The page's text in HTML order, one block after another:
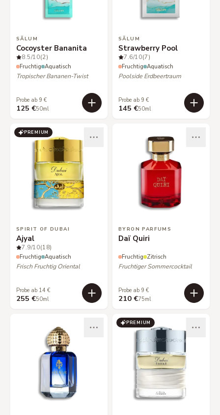
SÃLUM
Cocoyster Bananita
8.5/10(2)
Fruchtig Aquatisch
Tropischer Bananen-Twist
Probe ab 9 €
125 €50ml
SÃLUM
Strawberry Pool
7.6/10(7)
Fruchtig Aquatisch
Poolside Erdbeertraum
Probe ab 9 €
145 €50ml
PREMIUM
SPIRIT OF DUBAI
Ajyal
7.9/10(18)
Fruchtig Aquatisch
Frisch Fruchtig Oriental
Probe ab 14 €
255 €50ml
BYRON PARFUMS
Daï Quiri
Fruchtig Zitrisch
Fruchtiger Sommercocktail
Probe ab 9 €
210 €75ml
PREMIUM